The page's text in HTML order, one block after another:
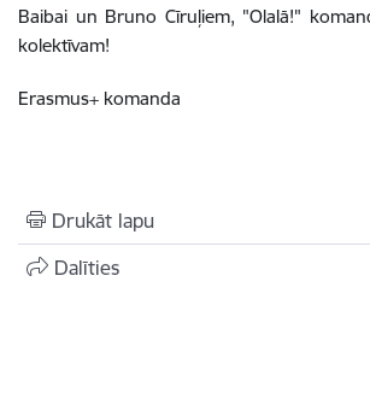
Baibai un Bruno Cīruļiem, "Olalā!"
kolektīvam!
Erasmus+ komanda
Drukāt lapu
Dalīties